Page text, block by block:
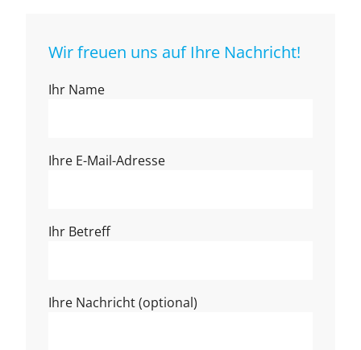
Wir freuen uns auf Ihre Nachricht!
Ihr Name
Ihre E-Mail-Adresse
Ihr Betreff
Ihre Nachricht (optional)